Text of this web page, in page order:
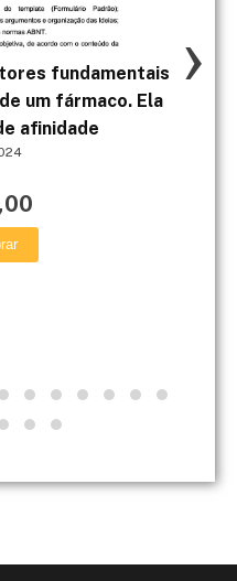
fundamentais
um fármaco. Ela
afinidade
›